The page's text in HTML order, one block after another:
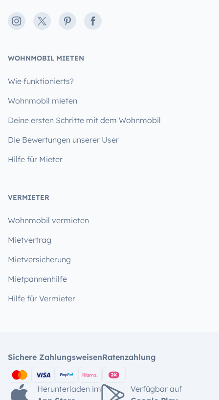
Instagram
X PinterestFacebook
WOHNMOBIL MIETEN
Wie funktionierts?
Wohnmobil mieten
Deine ersten Schritte mit dem Wohnmobil
Die Bewertungen unserer User
Hilfe für Mieter
VERMIETER
Wohnmobil vermieten
Mietvertrag
Mietversicherung
Mietpannenhilfe
Hilfe für Vermieter
Sichere ZahlungsweisenRatenzahlung
Herunterladen im
Verfügbar auf